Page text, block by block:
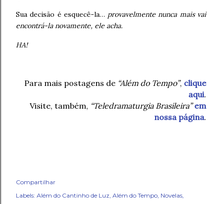
Sua decisão é esquecê-la… provavelmente nunca mais vai
encontrá-la novamente, ele acha.
HA!
Para mais postagens de “Além do Tempo”, clique
aqui.
Visite, também, “Teledramaturgia Brasileira” em
nossa página.
Compartilhar
Labels: Além do Cantinho de Luz Além do Tempo Novelas